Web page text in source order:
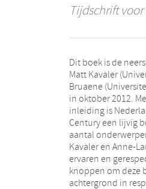
Tijdschrift
Dit boek is de
Matt Kavaler
Bruaene
in oktober 2012.
inleiding is
Century een lijvig
aantal
Kavaler en Anne-
ervaren en
knoppen om deze
achtergrond in
maar
resulteerde in
kunsthistorici als